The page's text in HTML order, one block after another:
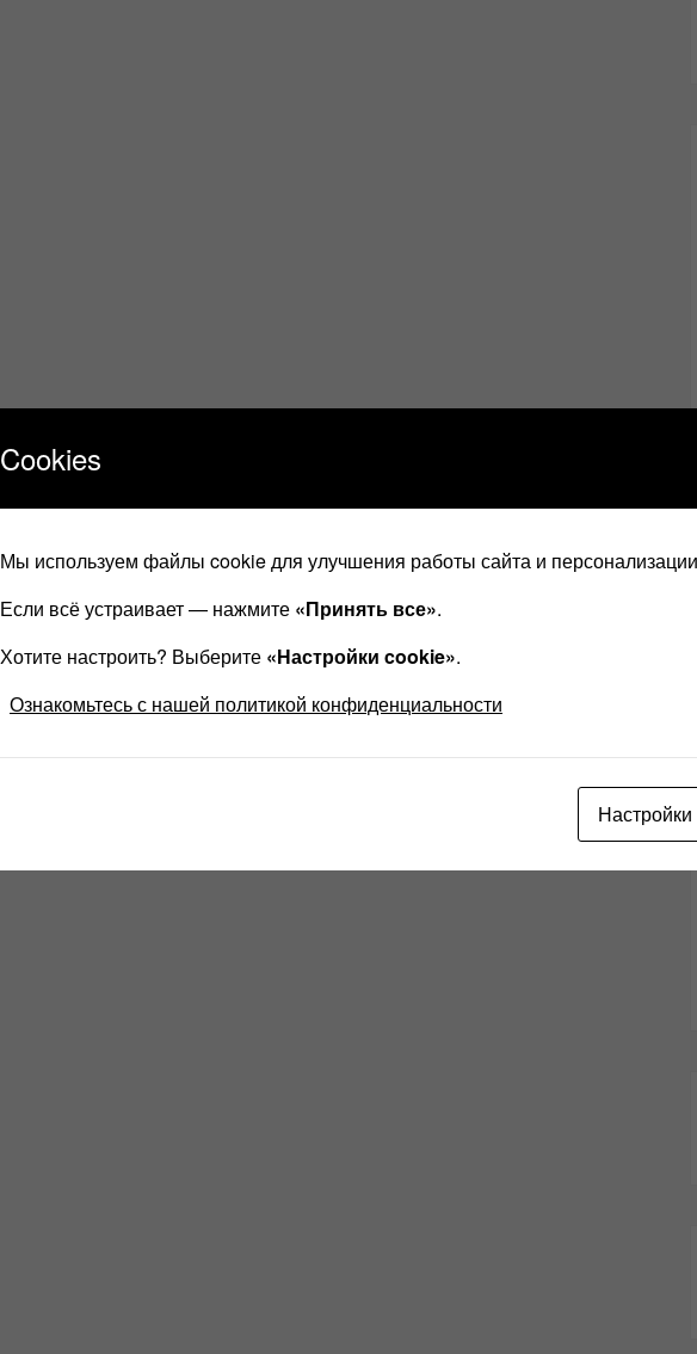
Cookies
Мы используем файлы cookie для улучшения работы сайта и персонализации
Если всё устраивает — нажмите «Принять все».
Хотите настроить? Выберите «Настройки cookie».
Ознакомьтесь с нашей политикой конфиденциальности
Настройки